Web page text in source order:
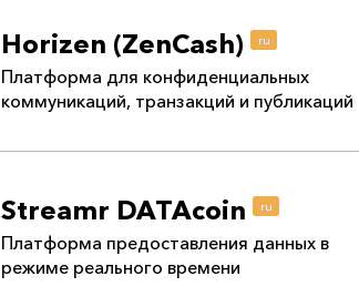
Horizen (ZenCash) ru
Платформа для конфиденциальных
коммуникаций, транзакций и публикаций
Streamr DATAcoin ru
Платформа предоставления данных в
режиме реального времени